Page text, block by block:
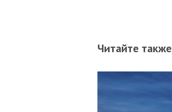
Читайте также